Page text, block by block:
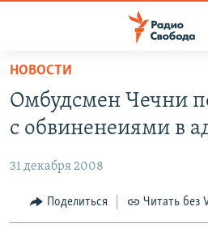
упрощенного
доступа
Вернуться
основному
Вернутся
ПРОГРАММЫ
ПОДКАСТЫ
ЦИТАТЫ СВОБОДЫ
МНЕНИЯ
НОВОСТИ
Омбудсмен Чечни
с обвиненеиями в
31 декабря 2008
Поделиться Читать без